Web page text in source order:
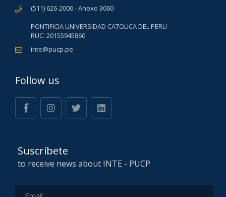
(511) 626-2000 - Anexo 3060
PONTIFICIA UNIVERSIDAD CATOLICA DEL PERU
RUC: 20155945860
inte@pucp.pe
Follow us
Suscríbete
to receive news about INTE - PUCP